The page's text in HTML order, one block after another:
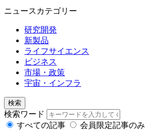
ニュースカテゴリー
研究開発
新製品
ライフサイエンス
ビジネス
市場・政策
宇宙・インフラ
検索
検索ワード
すべての記事
会員限定記事のみ